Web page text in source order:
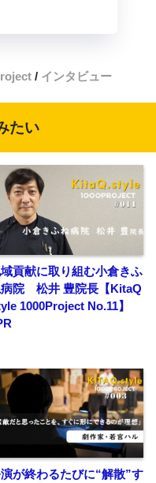
インタビュー
たい
貢献に取り組む小倉きふ
院 松井 豊院長【KitaQ
1000Project No.11】
が終わるたびに“解散”す